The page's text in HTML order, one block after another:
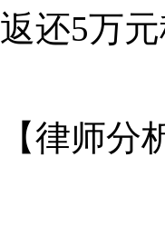
返还5万元
【律师分